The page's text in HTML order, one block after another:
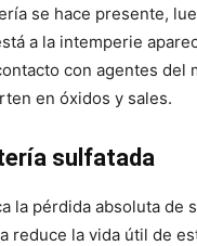
se hace presente,
a la intemperie
con agentes del
en óxidos y sales.
sulfatada
la pérdida absoluta de
reduce la vida útil de